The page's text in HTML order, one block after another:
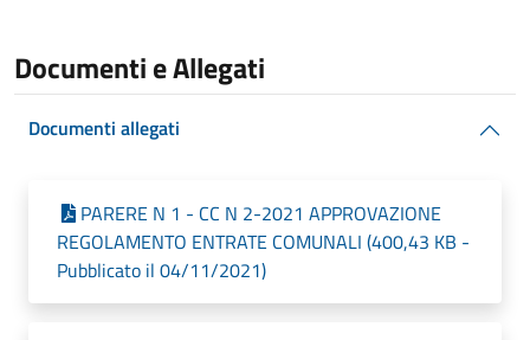
Documenti e Allegati
Documenti allegati
PARERE N 1 - CC N 2-2021 APPROVAZIONE
REGOLAMENTO ENTRATE COMUNALI (400,43 KB -
Pubblicato il 04/11/2021)